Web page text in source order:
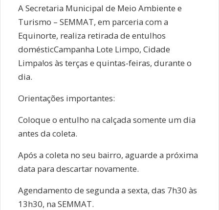
A Secretaria Municipal de Meio Ambiente e
Turismo – SEMMAT, em parceria com a
Equinorte, realiza retirada de entulhos
domésticCampanha Lote Limpo, Cidade
Limpa!os às terças e quintas-feiras, durante o
dia.
Orientações importantes:
Coloque o entulho na calçada somente um dia
antes da coleta.
Após a coleta no seu bairro, aguarde a próxima
data para descartar novamente.
Agendamento de segunda a sexta, das 7h30 às
13h30, na SEMMAT.